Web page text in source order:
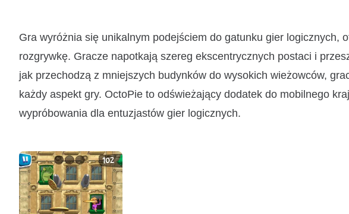
Gra wyróżnia się unikalnym podejściem do gatunku gier logicznych,
rozgrywkę. Gracze napotkają szereg ekscentrycznych postaci i
jak przechodzą z mniejszych budynków do wysokich wieżowców,
każdy aspekt gry. OctoPie to odświeżający dodatek do mobilnego
wypróbowania dla entuzjastów gier logicznych.